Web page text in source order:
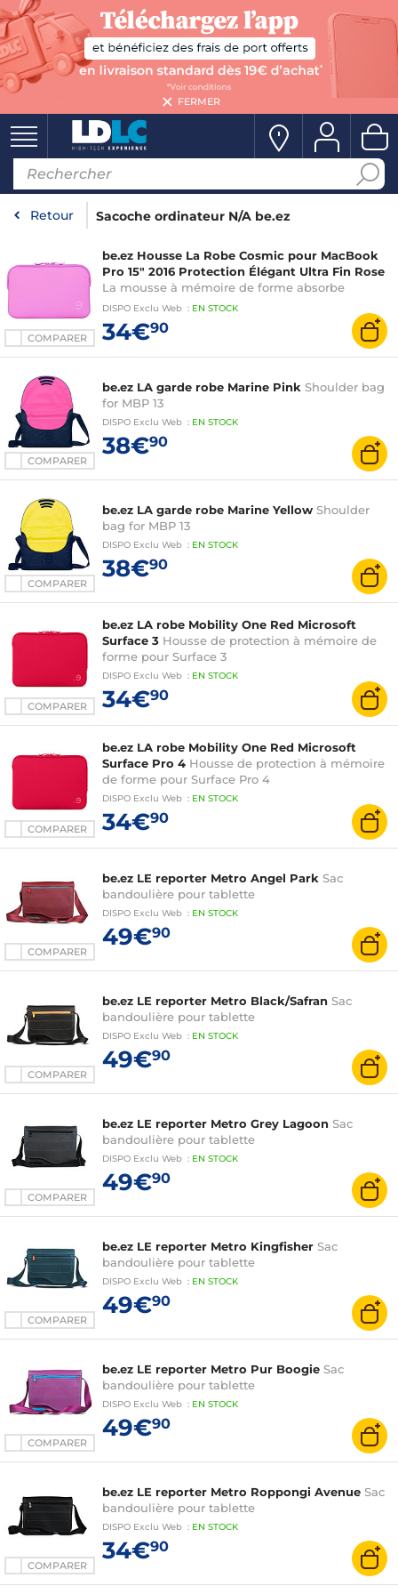
FERMER
Retour Sacoche ordinateur N/A be.ez
COMPARER
be.ez Housse La Robe Cosmic pour MacBook
Pro 15" 2016 Protection Élégant Ultra Fin Rose
La mousse à mémoire de forme absorbe
efficacement les chocs pour protéger votre
MacBook lors des déplacements
DISPO Exclu Web : EN STOCK
34€90
COMPARER
be.ez LA garde robe Marine Pink Shoulder bag
for MBP 13
DISPO Exclu Web : EN STOCK
38€90
COMPARER
be.ez LA garde robe Marine Yellow Shoulder
bag for MBP 13
DISPO Exclu Web : EN STOCK
38€90
COMPARER
be.ez LA robe Mobility One Red Microsoft
Surface 3 Housse de protection à mémoire de
forme pour Surface 3
DISPO Exclu Web : EN STOCK
34€90
COMPARER
be.ez LA robe Mobility One Red Microsoft
Surface Pro 4 Housse de protection à mémoire
de forme pour Surface Pro 4
DISPO Exclu Web : EN STOCK
34€90
COMPARER
be.ez LE reporter Metro Angel Park Sac
bandoulière pour tablette
DISPO Exclu Web : EN STOCK
49€90
COMPARER
be.ez LE reporter Metro Black/Safran Sac
bandoulière pour tablette
DISPO Exclu Web : EN STOCK
49€90
COMPARER
be.ez LE reporter Metro Grey Lagoon Sac
bandoulière pour tablette
DISPO Exclu Web : EN STOCK
49€90
COMPARER
be.ez LE reporter Metro Kingfisher Sac
bandoulière pour tablette
DISPO Exclu Web : EN STOCK
49€90
COMPARER
be.ez LE reporter Metro Pur Boogie Sac
bandoulière pour tablette
DISPO Exclu Web : EN STOCK
49€90
COMPARER
be.ez LE reporter Metro Roppongi Avenue Sac
bandoulière pour tablette
DISPO Exclu Web : EN STOCK
34€90